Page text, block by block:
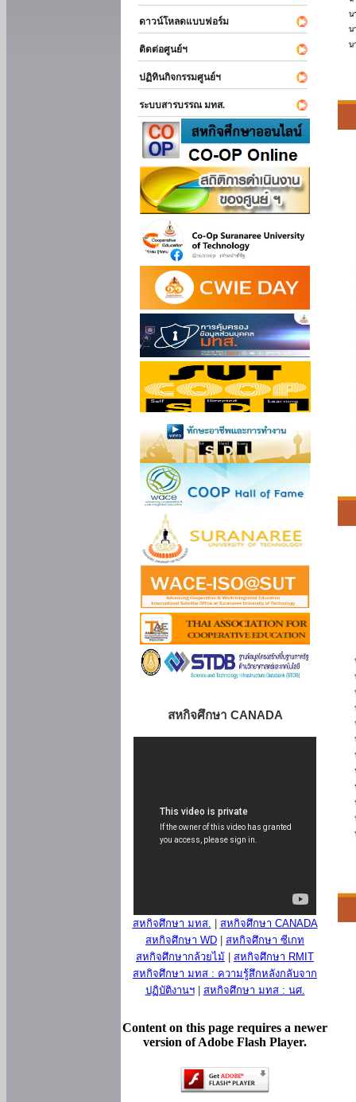
ดาวน์โหลดแบบฟอร์ม
ติดต่อศูนย์ฯ
ปฏิทินกิจกรรมศูนย์ฯ
ระบบสารบรรณ มทส.
สหกิจศึกษา CANADA
สหกิจศึกษา มทส.
สหกิจศึกษา CANADA
สหกิจศึกษา WD
สหกิจศึกษา ซีเกท
สหกิจศึกษากล้วยไม้
สหกิจศึกษา RMIT
สหกิจศึกษา มทส : ความรู้สึกหลังกลับจาก
ปฏิบัติงานฯ| สหกิจศึกษา มทส : นศ.
Content on this page requires a newer
version of Adobe Flash Player.